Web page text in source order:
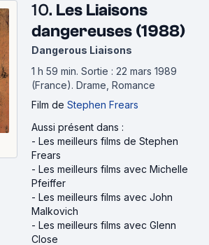
10. Les Liaisons
dangereuses (1988)
Dangerous Liaisons
1 h 59 min. Sortie : 22 mars 1989
(France). Drame, Romance
Film de Stephen Frears
Aussi présent dans :
- Les meilleurs films de Stephen
Frears
- Les meilleurs films avec Michelle
Pfeiffer
- Les meilleurs films avec John
Malkovich
- Les meilleurs films avec Glenn
Close